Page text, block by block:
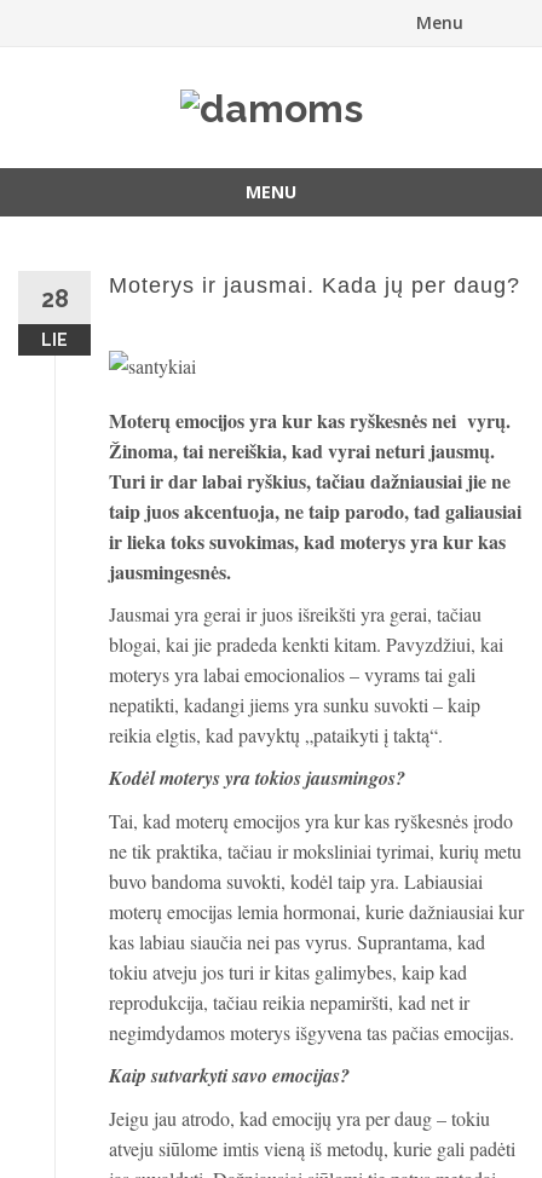
Menu
MENU
28
LIE
Moterys ir jausmai. Kada jų per daug?
Moterų emocijos yra kur kas ryškesnės nei vyrų.
Žinoma, tai nereiškia, kad vyrai neturi jausmų.
Turi ir dar labai ryškius, tačiau dažniausiai jie ne
taip juos akcentuoja, ne taip parodo, tad galiausiai
ir lieka toks suvokimas, kad moterys yra kur kas
jausmingesnės.
Jausmai yra gerai ir juos išreikšti yra gerai, tačiau
blogai, kai jie pradeda kenkti kitam. Pavyzdžiui, kai
moterys yra labai emocionalios – vyrams tai gali
nepatikti, kadangi jiems yra sunku suvokti – kaip
reikia elgtis, kad pavyktų „pataikyti į taktą“.
Kodėl moterys yra tokios jausmingos?
Tai, kad moterų emocijos yra kur kas ryškesnės įrodo
ne tik praktika, tačiau ir moksliniai tyrimai, kurių metu
buvo bandoma suvokti, kodėl taip yra. Labiausiai
moterų emocijas lemia hormonai, kurie dažniausiai kur
kas labiau siaučia nei pas vyrus. Suprantama, kad
tokiu atveju jos turi ir kitas galimybes, kaip kad
reprodukcija, tačiau reikia nepamiršti, kad net ir
negimdydamos moterys išgyvena tas pačias emocijas.
Kaip sutvarkyti savo emocijas?
Jeigu jau atrodo, kad emocijų yra per daug – tokiu
atveju siūlome imtis vieną iš metodų, kurie gali padėti